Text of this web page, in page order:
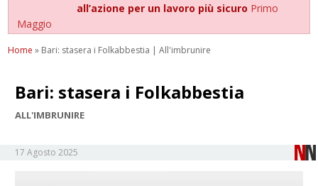
all’azione per un lavoro più sicuro Primo
Maggio
Home » Bari: stasera i Folkabbestia | All'imbrunire
Bari: stasera i Folkabbestia
ALL'IMBRUNIRE
17 Agosto 2025